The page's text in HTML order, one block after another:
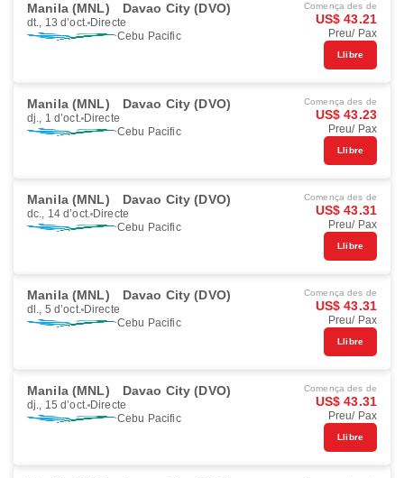
Manila (MNL) Davao City (DVO)
dt., 13 d’oct. Directe
Cebu Pacific
Comença des de
US$ 43.21
Preu/ Pax
Llibre
Manila (MNL) Davao City (DVO)
dj., 1 d’oct. Directe
Cebu Pacific
Comença des de
US$ 43.23
Preu/ Pax
Llibre
Manila (MNL) Davao City (DVO)
dc., 14 d’oct. Directe
Cebu Pacific
Comença des de
US$ 43.31
Preu/ Pax
Llibre
Manila (MNL) Davao City (DVO)
dl., 5 d’oct. Directe
Cebu Pacific
Comença des de
US$ 43.31
Preu/ Pax
Llibre
Manila (MNL) Davao City (DVO)
dj., 15 d’oct. Directe
Cebu Pacific
Comença des de
US$ 43.31
Preu/ Pax
Llibre